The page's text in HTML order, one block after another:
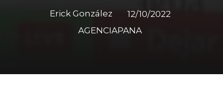
Erick González
12/10/2022
AGENCIAPANA